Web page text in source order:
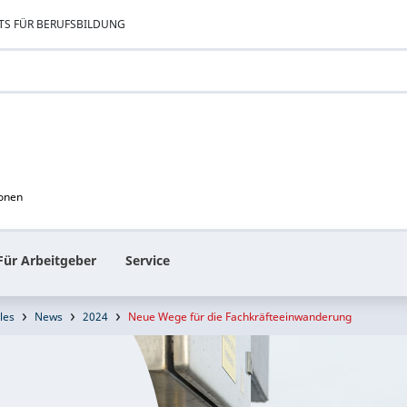
FÜR BERUFSBILDUNG
Arbeitgeber Service
News 2024 Neue Wege für die Fachkräfteeinwanderung